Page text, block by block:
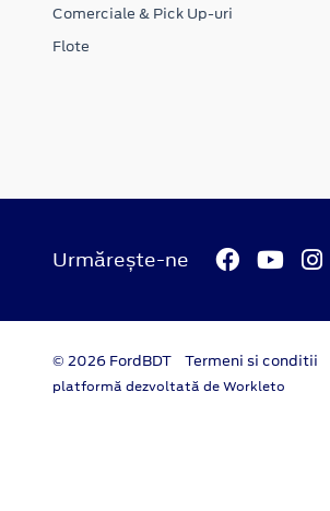
Comerciale & Pick Up-uri
Flote
Urmărește-ne
© 2026 FordBDT Termeni si conditii
platformă dezvoltată de Workleto